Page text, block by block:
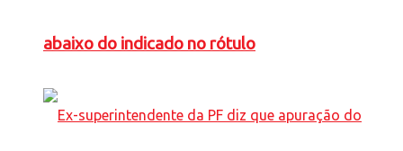
abaixo do indicado no rótulo